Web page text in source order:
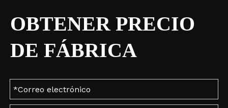
OBTENER PRECIO
DE FÁBRICA